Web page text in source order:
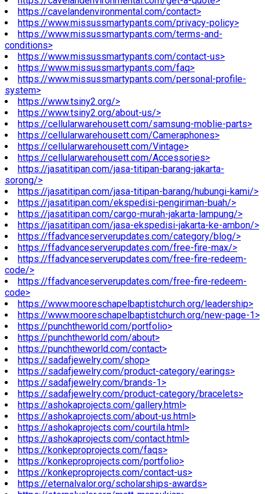
https://cavelandenvironmental.com/contact>
https://www.missussmartypants.com/privacy-policy>
https://www.missussmartypants.com/terms-and-
conditions>
https://www.missussmartypants.com/contact-us>
https://www.missussmartypants.com/faq>
https://www.missussmartypants.com/personal-profile-
system>
https://www.tsiny2.org/>
https://www.tsiny2.org/about-us/>
https://cellularwarehousett.com/samsung-moblie-parts>
https://cellularwarehousett.com/Cameraphones>
https://cellularwarehousett.com/Vintage>
https://cellularwarehousett.com/Accessories>
https://jasatitipan.com/jasa-titipan-barang-jakarta-
sorong/>
https://jasatitipan.com/jasa-titipan-barang/hubungi-kami/>
https://jasatitipan.com/ekspedisi-pengiriman-buah/>
https://jasatitipan.com/cargo-murah-jakarta-lampung/>
https://jasatitipan.com/jasa-ekspedisi-jakarta-ke-ambon/>
https://ffadvanceserverupdates.com/category/blog/>
https://ffadvanceserverupdates.com/free-fire-max/>
https://ffadvanceserverupdates.com/free-fire-redeem-
code/>
https://ffadvanceserverupdates.com/free-fire-redeem-
code>
https://www.mooreschapelbaptistchurch.org/leadership>
https://www.mooreschapelbaptistchurch.org/new-page-1>
https://punchtheworld.com/portfolio>
https://punchtheworld.com/about>
https://punchtheworld.com/contact>
https://sadafjewelry.com/shop>
https://sadafjewelry.com/product-category/earings>
https://sadafjewelry.com/brands-1>
https://sadafjewelry.com/product-category/bracelets>
https://ashokaprojects.com/gallery.html>
https://ashokaprojects.com/about-us.html>
https://ashokaprojects.com/courtila.html>
https://ashokaprojects.com/contact.html>
https://konkeproprojects.com/faqs>
https://konkeproprojects.com/portfolio>
https://konkeproprojects.com/contact-us>
https://eternalvalor.org/scholarships-awards>